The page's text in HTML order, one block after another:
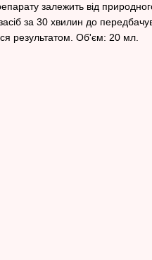
залежить від
за 30 хвилин до
результатом. Об'єм: 20 мл.